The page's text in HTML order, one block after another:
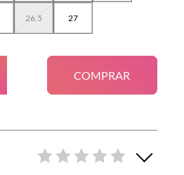
26.5 27
COMPRAR